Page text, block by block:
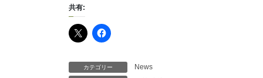
共有:
カテゴリー News